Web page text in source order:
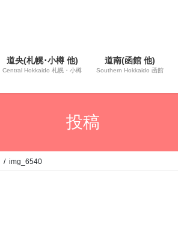
道央(札幌･小樽 他)
Central Hokkaido 札幌・小樽
道南(函館 他)
Southern Hokkaido 函館
投稿
img_6540